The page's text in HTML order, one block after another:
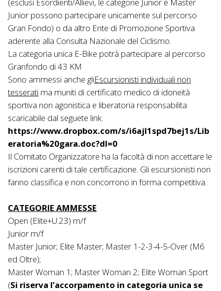
Junior possono partecipare unicamente sul percorso
Gran Fondo) o da altro Ente di Promozione Sportiva
aderente alla Consulta Nazionale del Ciclismo.
La categoria unica E-Bike potrà partecipare al percorso
Granfondo di 43 KM
Sono ammessi anche gliEscursionisti individuali non
tesserati ma muniti di certificato medico di idoneità
sportiva non agonistica e liberatoria responsabilita
scaricabile dal seguete link:
https://www.dropbox.com/s/i6ajl1spd7bej1s/Lib
eratoria%20gara.doc?dl=0
Il Comitato Organizzatore ha la facoltà di non accettare le
iscrizioni carenti di tale certificazione. Gli escursionisti non
fanno classifica e non concorrono in forma competitiva.
CATEGORIE AMMESSE
Open (Elite+U.23) m/f
Junior m/f
Master Junior; Elite Master; Master 1-2-3-4-5-Over (M6
ed Oltre);
Master Woman 1; Master Woman 2; Elite Woman Sport
(Si riserva l’accorpamento in categoria unica se